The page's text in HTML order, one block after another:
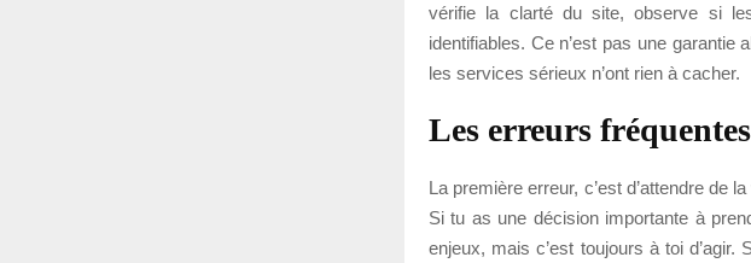
vérifie la clarté du site, observe si
identifiables. Ce n’est pas une
les services sérieux n’ont rien à cacher.
Les erreurs
La première erreur, c’est d’attendre de
Si tu as une décision importante à
enjeux, mais c’est toujours à toi